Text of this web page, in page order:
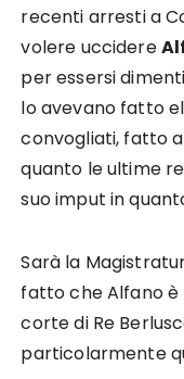
recenti arresti a
volere uccidere
per essersi
lo avevano fatto
convogliati, fatto
quanto le ultime
suo imput in
Sarà la
fatto che Alfano è
corte di Re
particolarmente